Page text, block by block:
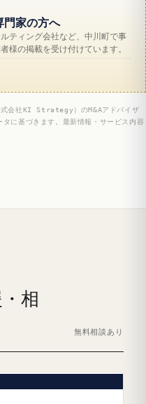
門家の方へ
ティング会社など、中川町で事
様の掲載を受け付けています。
式会社KI Strategy）のM&Aアドバイザ
に基づきます。最新情報・サービス内容
相
無料相談あり